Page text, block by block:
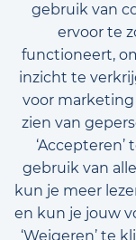
gebruik van
ervoor te
functioneert,
inzicht te
voor
zien van
gebruik van
kun je meer
en kun je jouw
‘Weigeren’ te
Bekijk